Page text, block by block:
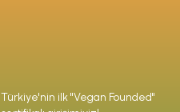
Türkiye'nin ilk "Vegan Founded"